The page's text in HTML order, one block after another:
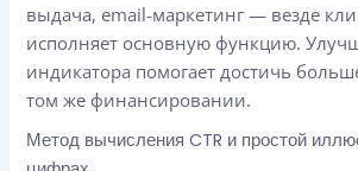
выдача, email-маркетинг — везде
исполняет основную функцию.
индикатора помогает достичь
том же финансировании.
Метод вычисления CTR и простой